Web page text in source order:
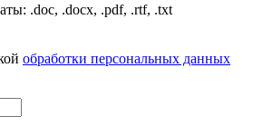
.doc, .docx, .pdf, .rtf, .txt
обработки персональных данных